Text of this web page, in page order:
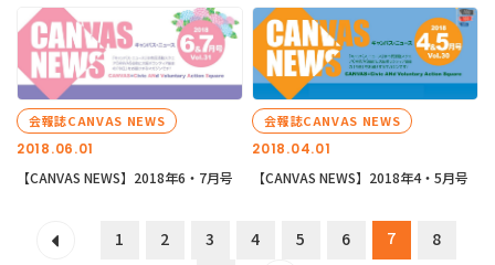
2018.06.01
会報誌CANVAS NEWS
【CANVAS NEWS】2018年6・7月号
2018.04.01
会報誌CANVAS NEWS
【CANVAS NEWS】2018年4・5月号
1 2 3 4 5 6 7
8